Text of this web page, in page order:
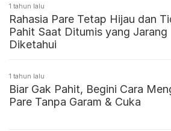
1 tahun lalu
Rahasia Pare Tetap Hijau dan
Pahit Saat Ditumis yang Jarang
Diketahui
1 tahun lalu
Biar Gak Pahit, Begini Cara
Pare Tanpa Garam & Cuka